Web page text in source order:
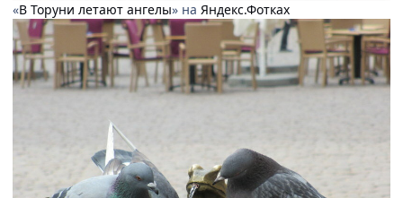
«В Торуни летают ангелы» на Яндекс.Фотках